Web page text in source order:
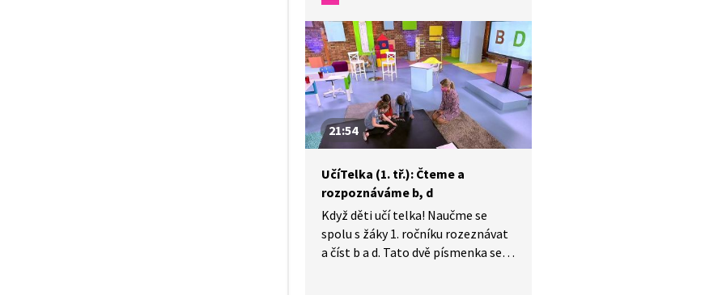
budeme po něm s provazochodkyní
i chodit. Také budeme písmena
poznávat hmatem a předvádět je
vlastními těly.
21:54
UčíTelka (1. tř.): Čteme a
rozpoznáváme b, d
Když děti učí telka! Naučme se
spolu s žáky 1. ročníku rozeznávat
a číst b a d. Tato dvě písmenka se